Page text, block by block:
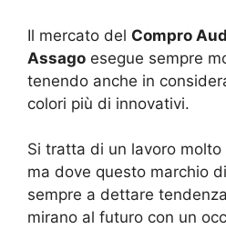
Il mercato del Compro
Assago esegue sempre
tenendo anche in
colori più di innovativi.
Si tratta di un lavoro
ma dove questo marchio
sempre a dettare
mirano al futuro con un